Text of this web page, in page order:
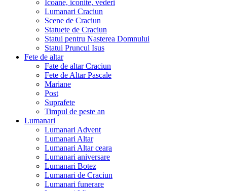
Icoane, iconite, vederi
Lumanari Craciun
Scene de Craciun
Statuete de Craciun
Statui pentru Nasterea Domnului
Statui Pruncul Isus
Fete de altar
Fate de altar Craciun
Fete de Altar Pascale
Mariane
Post
Suprafete
Timpul de peste an
Lumanari
Lumanari Advent
Lumanari Altar
Lumanari Altar ceara
Lumanari aniversare
Lumanari Botez
Lumanari de Craciun
Lumanari funerare